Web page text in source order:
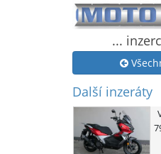
...
Další inzeráty